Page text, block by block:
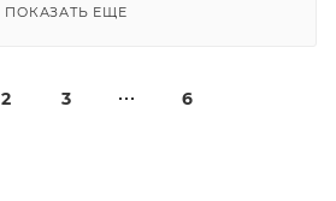
ПОКАЗАТЬ ЕЩЕ
2 3 6